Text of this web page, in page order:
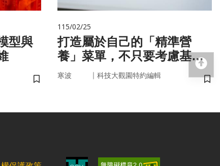
型與
儲存書籤
115/02/25
打造屬於自己的「精準營
養」菜單，不只要考慮基
因，關鍵更在腸道微生物
寒波 ｜ 科技大觀園特約編輯
儲
回